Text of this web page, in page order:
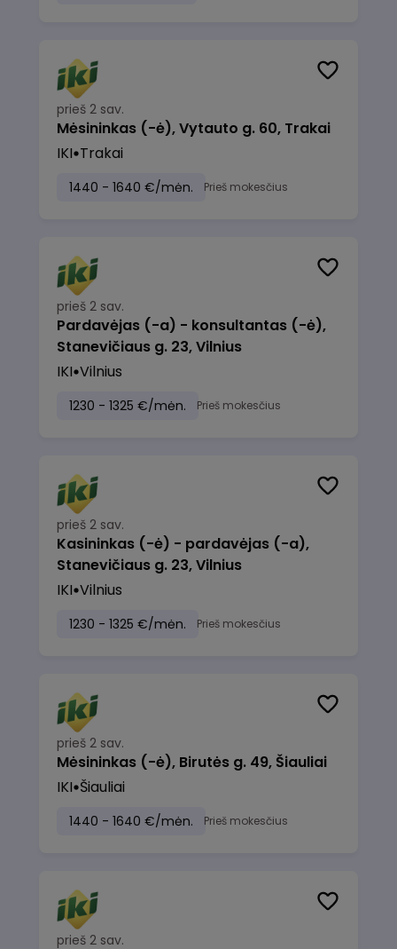
prieš 2 sav.
Mėsininkas (-ė), Vytauto g. 60, Trakai
IKI Trakai
1440 - 1640 €/mėn. Prieš mokesčius
prieš 2 sav.
Pardavėjas (-a) - konsultantas (-ė),
Stanevičiaus g. 23, Vilnius
IKI Vilnius
1230 - 1325 €/mėn. Prieš mokesčius
prieš 2 sav.
Kasininkas (-ė) - pardavėjas (-a),
Stanevičiaus g. 23, Vilnius
IKI Vilnius
1230 - 1325 €/mėn. Prieš mokesčius
prieš 2 sav.
Mėsininkas (-ė), Birutės g. 49, Šiauliai
IKI Šiauliai
1440 - 1640 €/mėn. Prieš mokesčius
prieš 2 sav.